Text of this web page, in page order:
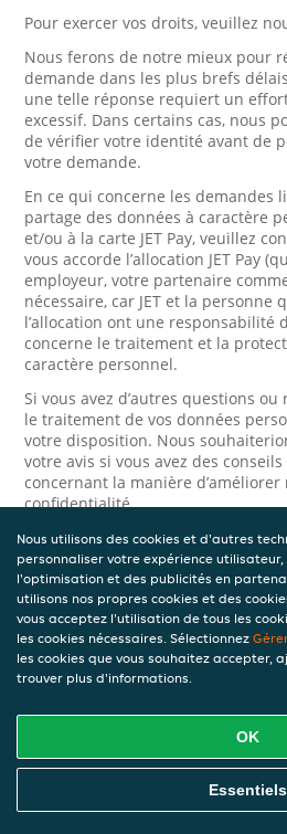
Pour exercer vos droits, veuillez
Nous ferons de notre mieux pour
demande dans les plus brefs
une telle réponse requiert un
excessif. Dans certains cas, nous
de vérifier votre identité avant de
votre demande.
En ce qui concerne les demandes
partage des données à caractère
et/ou à la carte JET Pay, veuillez
vous accorde l’allocation JET Pay
employeur, votre partenaire
nécessaire, car JET et la personne
l’allocation ont une responsabilité
concerne le traitement et la
caractère personnel.
Si vous avez d’autres questions
le traitement de vos données
votre disposition. Nous
votre avis si vous avez des
concernant la manière
confidentialité.
Sécurité
JET prend la protection des
très au sérieux. Ainsi, nous
appropriées pour protéger vos
personnel contre l’usage abusif, la
autorisé, la divulgation non
données à caractère personnel ne
protégées ou si vous suspectez un
nous contacter via leformulaire
Comment nous
Nous utilisons des cookies et d'autres
personnaliser votre expérience
l'optimisation et des publicités en
utilisons nos propres cookies et des
vous acceptez l'utilisation de tous les
les cookies nécessaires. Sélectionnez
les cookies que vous souhaitez accepter,
trouver plus d'informations.
OK
Essentiels